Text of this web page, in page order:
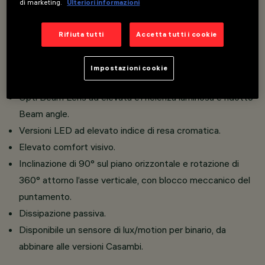
uno esterno nello stesso corpo illuminante.
Installazione a binario tensione di rete.
Realizzato in pressofusione di alluminio e materiale
Opti Beam Lens ad elevata efficienza luminosa e ridotto
Beam angle.
Versioni LED ad elevato indice di resa cromatica.
Elevato comfort visivo.
Inclinazione di 90° sul piano orizzontale e rotazione di
360° attorno l’asse verticale, con blocco meccanico del
puntamento.
Dissipazione passiva.
Disponibile un sensore di lux/motion per binario, da
abbinare alle versioni Casambi.
di marketing. Ulteriori informazioni
Rifiuta tutti Accetta tutti i cookie
Impostazioni cookie